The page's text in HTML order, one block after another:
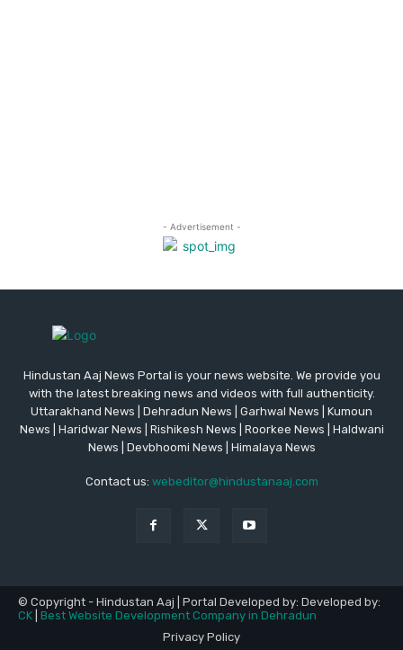
Hindustan Aaj News Portal is your news website. We provide you
with the latest breaking news and videos with full authenticity.
Uttarakhand News | Dehradun News | Garhwal News | Kumoun
News | Haridwar News | Rishikesh News | Roorkee News | Haldwani
News | Devbhoomi News | Himalaya News
Contact us: webeditor@hindustanaaj.com
© Copyright - Hindustan Aaj | Portal Developed by: Developed by:
CK Best Website Development Company in Dehradun
Privacy Policy